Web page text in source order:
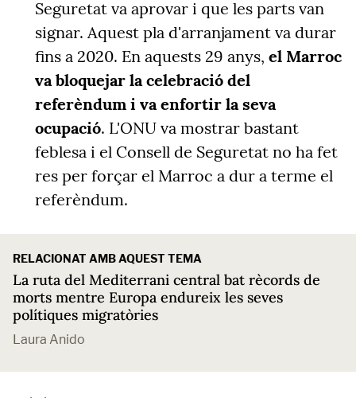
Seguretat va aprovar i que les parts van
signar. Aquest pla d'arranjament va durar
fins a 2020. En aquests 29 anys, el Marroc
va bloquejar la celebració del
referèndum i va enfortir la seva
ocupació. L'ONU va mostrar bastant
feblesa i el Consell de Seguretat no ha fet
res per forçar el Marroc a dur a terme el
referèndum.
RELACIONAT AMB AQUEST TEMA
La ruta del Mediterrani central bat rècords de
morts mentre Europa endureix les seves
polítiques migratòries
Laura Anido